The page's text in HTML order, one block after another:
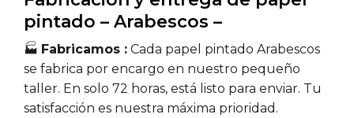
pintado – Arabescos –
🏭 Fabricamos : Cada papel pintado Arabescos
se fabrica por encargo en nuestro pequeño
taller. En solo 72 horas, está listo para enviar. Tu
satisfacción es nuestra máxima prioridad.